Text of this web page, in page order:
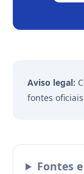
Aviso legal:
fontes
Fontes